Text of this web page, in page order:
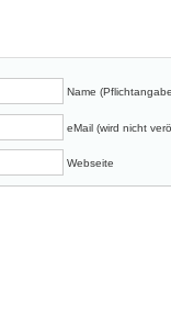
Name
eMail (wird nicht
Webseite